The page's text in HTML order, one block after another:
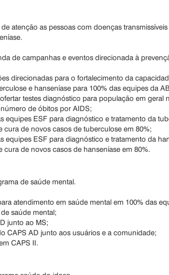
atenção as pessoas com doenças
de campanhas e eventos direcionada à
direcionadas para o fortalecimento da
e hanseníase para 100% das equipes da
testes diagnóstico para população em geral
de óbitos por AIDS;
equipes ESF para diagnóstico e tratamento da
cura de novos casos de tuberculose em 80%;
equipes ESF para diagnóstico e tratamento da
cura de novos casos de hanseníase em 80%.
de saúde mental.
atendimento em saúde mental em 100% das
saúde mental;
junto ao MS;
CAPS AD junto aos usuários e a comunidade;
CAPS II.